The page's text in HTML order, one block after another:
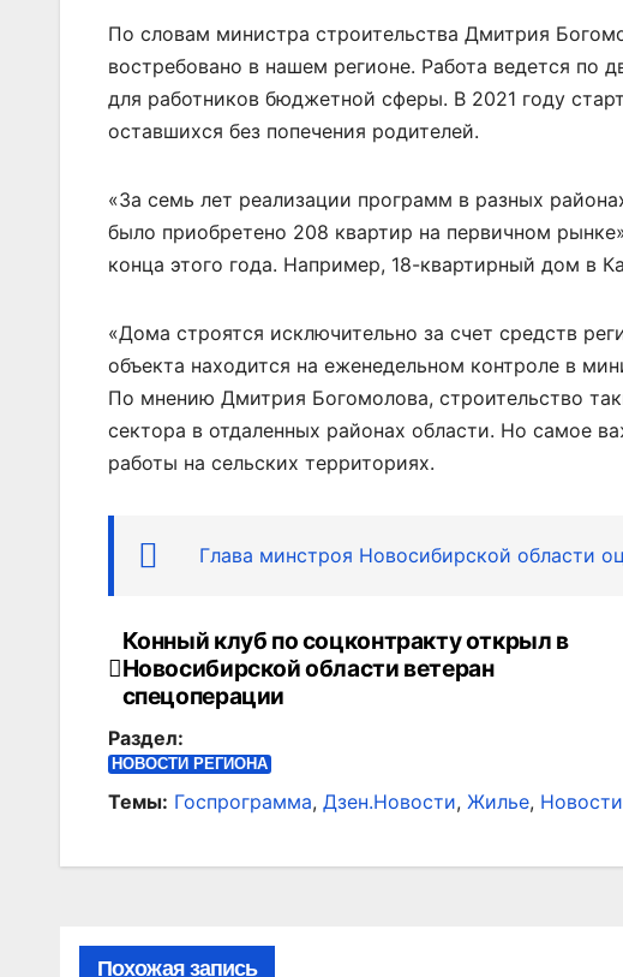
По словам министра строительства Дмитрия
востребовано в нашем регионе. Работа ведется по
для работников бюджетной сферы. В 2021 году
оставшихся без попечения родителей.
«За семь лет реализации программ в разных
было приобретено 208 квартир на первичном
конца этого года. Например, 18-квартирный дом в
«Дома строятся исключительно за счет средств
объекта находится на еженедельном контроле в
По мнению Дмитрия Богомолова, строительство
сектора в отдаленных районах области. Но самое
работы на сельских территориях.
Глава минстроя Новосибирской области
Навигация
по
записям
Конный клуб по соцконтракту открыл в
Новосибирской области ветеран
спецоперации
Раздел:
НОВОСТИ РЕГИОНА
Темы: Госпрограмма, Дзен.Новости, Жилье,
Похожая запись